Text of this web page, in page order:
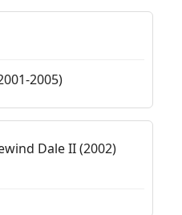
2005)
Dale II (2002)